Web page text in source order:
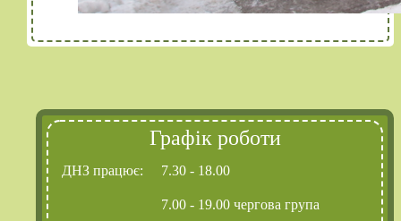
Графік роботи
ДНЗ працює: 7.30 - 18.00
7.00 - 19.00 чергова група